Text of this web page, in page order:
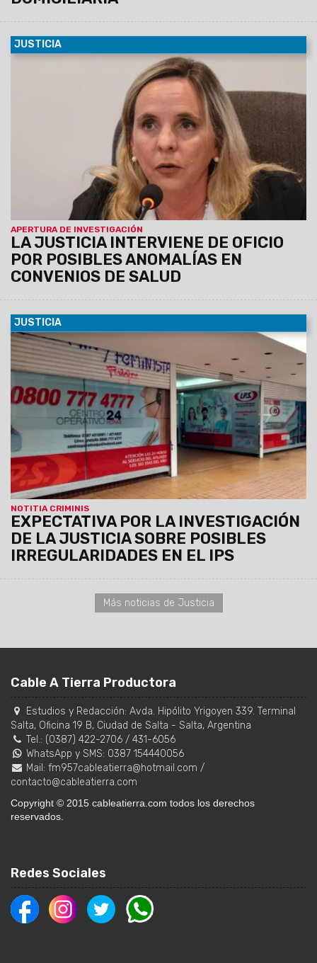
JUSTICIA
APERTURA DE INVESTIGACIÓN
LA JUSTICIA INTERVIENE DE OFICIO
POR POSIBLES ANOMALÍAS EN
CONVENIOS DE SALUD
La Unidad de Delitos Económicos Complejos
(UDEC), a cargo de la fiscal penal subrogante Ana Inés
Salinas Odorisio, inició unainvestigación de oficio en
virtud de manifestaciones públicas realizadas por
el ministro de Salud de la Provincia, Federico
Mangione, quien advirtió en medios periodísticos
sobre presuntas irregularidades en los tratamientos y
en la cantidad de pacientes reportados por la
Fundación de Hemofilia.
JUSTICIA
NOTITIA CRIMINIS
EXPECTATIVA POR LA INVESTIGACIÓN
DE LA JUSTICIA SOBRE POSIBLES
IRREGULARIDADES EN EL IPS
01/06/2025 La Fiscalía de Delitos Económicos Complejos
inició actuación de oficio por posibles irregularidades en la
Obra Social Provincial.El Ministerio Público Fiscal
reafirmó su compromiso con el control de legalidad y
la protección del patrimonio público.
Más noticias de Justicia
Cable A Tierra Productora
Estudios y Redacción: Avda. Hipólito Yrigoyen 339. Terminal
Salta, Oficina 19 B, Ciudad de Salta - Salta, Argentina
Tel.: (0387) 422-2706 / 431-6056
WhatsApp y SMS: 0387 154440056
Mail: fm957cableatierra@hotmail.com /
contacto@cableatierra.com
Copyright © 2015 cableatierra.com todos los derechos
reservados.
Redes Sociales